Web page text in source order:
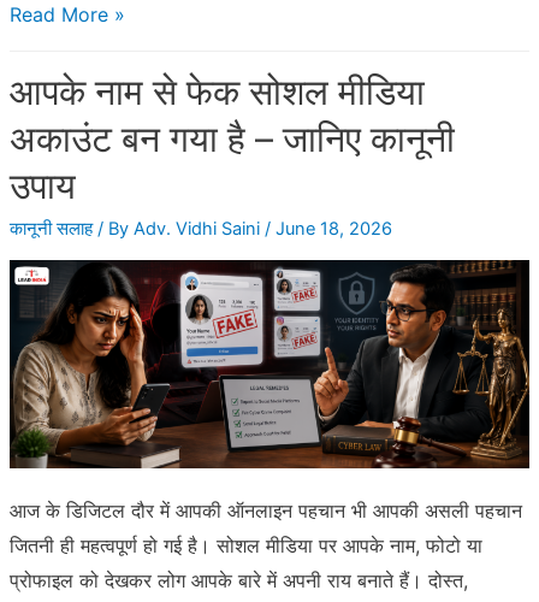
पार्टनरशिप
क्यों
है?
बिजनेस
में
होने
वाले
विवादों
और
नुकसान
से
बचने
का
कानूनी
गाइड
Read More »
आपके नाम से फेक सोशल मीडिया
अकाउंट बन गया है – जानिए कानूनी
उपाय
कानूनी सलाह/ By Adv. Vidhi Saini / June 18, 2026
आज के डिजिटल दौर में आपकी ऑनलाइन पहचान भी आपकी असली पहचान
जितनी ही महत्वपूर्ण हो गई है। सोशल मीडिया पर आपके नाम, फोटो या
प्रोफाइल को देखकर लोग आपके बारे में अपनी राय बनाते हैं। दोस्त,